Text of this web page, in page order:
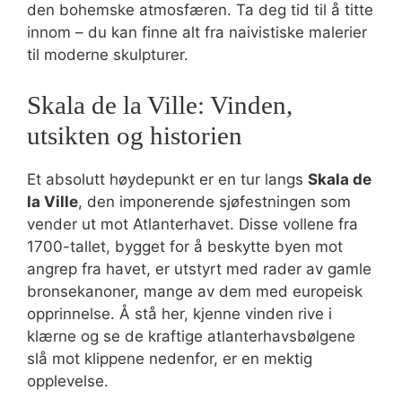
den bohemske atmosfæren. Ta deg tid til å titte
innom – du kan finne alt fra naivistiske malerier
til moderne skulpturer.
Skala de la Ville: Vinden,
utsikten og historien
Et absolutt høydepunkt er en tur langs Skala de
la Ville, den imponerende sjøfestningen som
vender ut mot Atlanterhavet. Disse vollene fra
1700-tallet, bygget for å beskytte byen mot
angrep fra havet, er utstyrt med rader av gamle
bronsekanoner, mange av dem med europeisk
opprinnelse. Å stå her, kjenne vinden rive i
klærne og se de kraftige atlanterhavsbølgene
slå mot klippene nedenfor, er en mektig
opplevelse.